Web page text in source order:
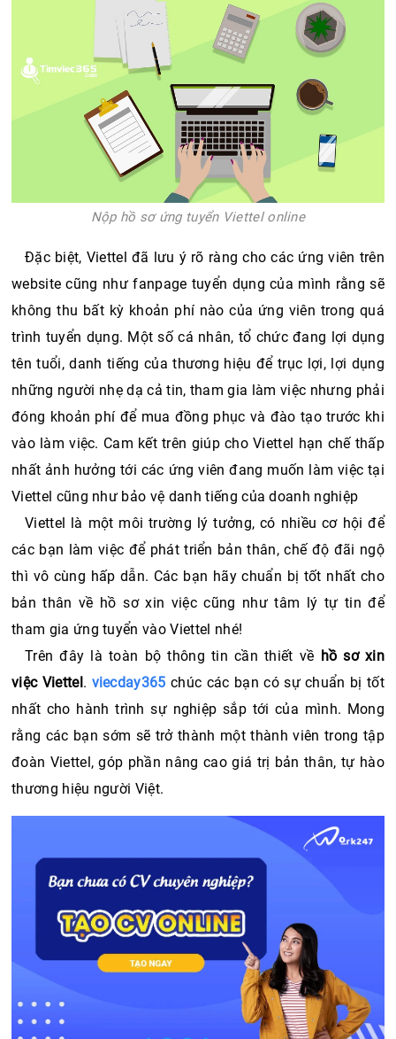
Nộp hồ sơ ứng tuyển Viettel online
Đặc biệt, Viettel đã lưu ý rõ ràng cho các ứng viên trên
website cũng như fanpage tuyển dụng của mình rằng sẽ
không thu bất kỳ khoản phí nào của ứng viên trong quá
trình tuyển dụng. Một số cá nhân, tổ chức đang lợi dụng
tên tuổi, danh tiếng của thương hiệu để trục lợi, lợi dụng
những người nhẹ dạ cả tin, tham gia làm việc nhưng phải
đóng khoản phí để mua đồng phục và đào tạo trước khi
vào làm việc. Cam kết trên giúp cho Viettel hạn chế thấp
nhất ảnh hưởng tới các ứng viên đang muốn làm việc tại
Viettel cũng như bảo vệ danh tiếng của doanh nghiệp
Viettel là một môi trường lý tưởng, có nhiều cơ hội để
các bạn làm việc để phát triển bản thân, chế độ đãi ngộ
thì vô cùng hấp dẫn. Các bạn hãy chuẩn bị tốt nhất cho
bản thân về hồ sơ xin việc cũng như tâm lý tự tin để
tham gia ứng tuyển vào Viettel nhé!
Trên đây là toàn bộ thông tin cần thiết về hồ sơ xin
việc Viettel. viecday365 chúc các bạn có sự chuẩn bị tốt
nhất cho hành trình sự nghiệp sắp tới của mình. Mong
rằng các bạn sớm sẽ trở thành một thành viên trong tập
đoàn Viettel, góp phần nâng cao giá trị bản thân, tự hào
thương hiệu người Việt.